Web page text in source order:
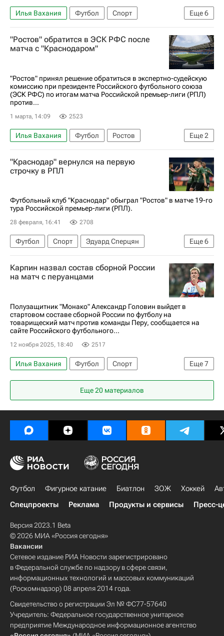
Еще6
Илья Вахания Футбол
Спорт
Российский футбольный союз (РФС)
Иван Комаров (15.04.2003)
Лукас Оласа
РПЛ 2026-2027 (Чемпионат России по футболу)
"Ростов" обратится в ЭСК РФС после
матча с "Краснодаром"
"Ростов" принял решение обратиться в экспертно-судейскую
комиссию при президенте Российского футбольного союза
(ЭСК РФС) по итогам матча Российской премьер-лиги (РПЛ)
против...
1 марта, 14:09 2523
Еще2
Илья Вахания Футбол
Ростов
Краснодар
РПЛ 2026-2027 (Чемпионат России по футболу)
"Краснодар" вернулся на первую
строчку в РПЛ
Футбольный клуб "Краснодар" обыграл "Ростов" в матче 19-го
тура Российской премьер-лиги (РПЛ).
28 февраля, 16:41 2708
Еще6
Футбол Спорт
Эдуард Сперцян
Алексей Миронов
Никита Кривцов
Ростов
Нижний Новгород
Краснодар
Карпин назвал состав сборной России
на матч с перуанцами
Полузащитник "Монако" Александр Головин выйдет в
стартовом составе сборной России по футболу на
товарищеский матч против команды Перу, сообщается на
сайте Российского футбольного...
12 ноября 2025, 18:40 2517
Еще7
Илья Вахания Футбол
Спорт
Александр Головин
Матвей Сафонов
Российский футбольный союз (РФС)
Спортинг (Лиссабон)
Major League Soccer 2025
Еще 20 материалов
Футбол Фигурное катание Биатлон ЗОЖ Хоккей
Спецпроекты
Реклама Продукты и сервисы Пресс-
Версия 2023.1 Beta
© 2026 МИА «Россия сегодня»
Вакансии
Сетевое издание РИА Новости зарегистрировано
в Федеральной службе по надзору в сфере связи,
информационных технологий и массовых коммуникаций
(Роскомнадзор) 08 апреля 2014 года.
Свидетельство о регистрации Эл № ФС77-57640
Учредитель: Федеральное государственное унитарное
предприятие Международное информационное агентство